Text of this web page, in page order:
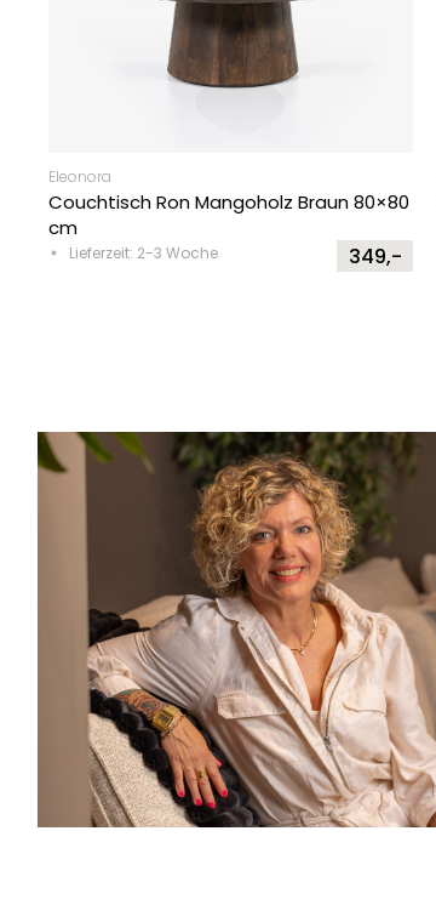
Eleonora
Couchtisch Ron Mangoholz Braun 80×80
cm
Lieferzeit: 2-3 Woche 349,-